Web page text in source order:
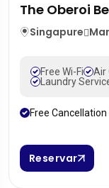
The Oberoi
Singapure
Free Wi-Fi Air
Laundry
Free
Reservar